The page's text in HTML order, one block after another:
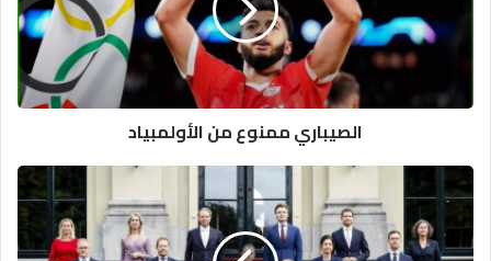
الصيباري ممنوع من الأولمبياد
الحكومة
الأكثر
تطرفا
في